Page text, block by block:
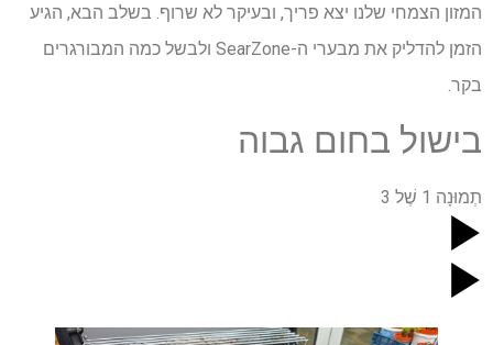
המזון הצמחי שלנו יצא פריך, ובעיקר לא שרוף. בשלב הבא, הגיע
הזמן להדליק את מבערי ה-SearZone ולבשל כמה המבורגרים
בקר.
בישול בחום גבוה
תְמוּנָה 1 שֶׁל 3